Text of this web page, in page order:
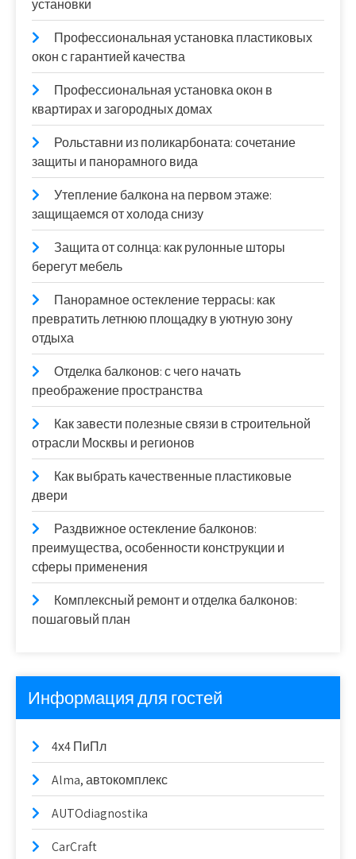
установки
Профессиональная установка пластиковых
окон с гарантией качества
Профессиональная установка окон в
квартирах и загородных домах
Рольставни из поликарбоната: сочетание
защиты и панорамного вида
Утепление балкона на первом этаже:
защищаемся от холода снизу
Защита от солнца: как рулонные шторы
берегут мебель
Панорамное остекление террасы: как
превратить летнюю площадку в уютную зону
отдыха
Отделка балконов: с чего начать
преображение пространства
Как завести полезные связи в строительной
отрасли Москвы и регионов
Как выбрать качественные пластиковые
двери
Раздвижное остекление балконов:
преимущества, особенности конструкции и
сферы применения
Комплексный ремонт и отделка балконов:
пошаговый план
Информация для гостей
4х4 ПиПл
Alma, автокомплекс
AUTOdiagnostika
CarCraft